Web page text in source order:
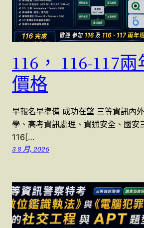
116， 116-117
價格
早報名早準備 成功在望 三等資訊內
學、高考資訊處理、資通安全、國安
116[…
3 8 月, 2026